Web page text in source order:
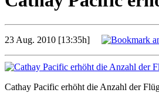
23 Aug. 2010 [13:35h]
Cathay Pacific erhöht die Anzahl der